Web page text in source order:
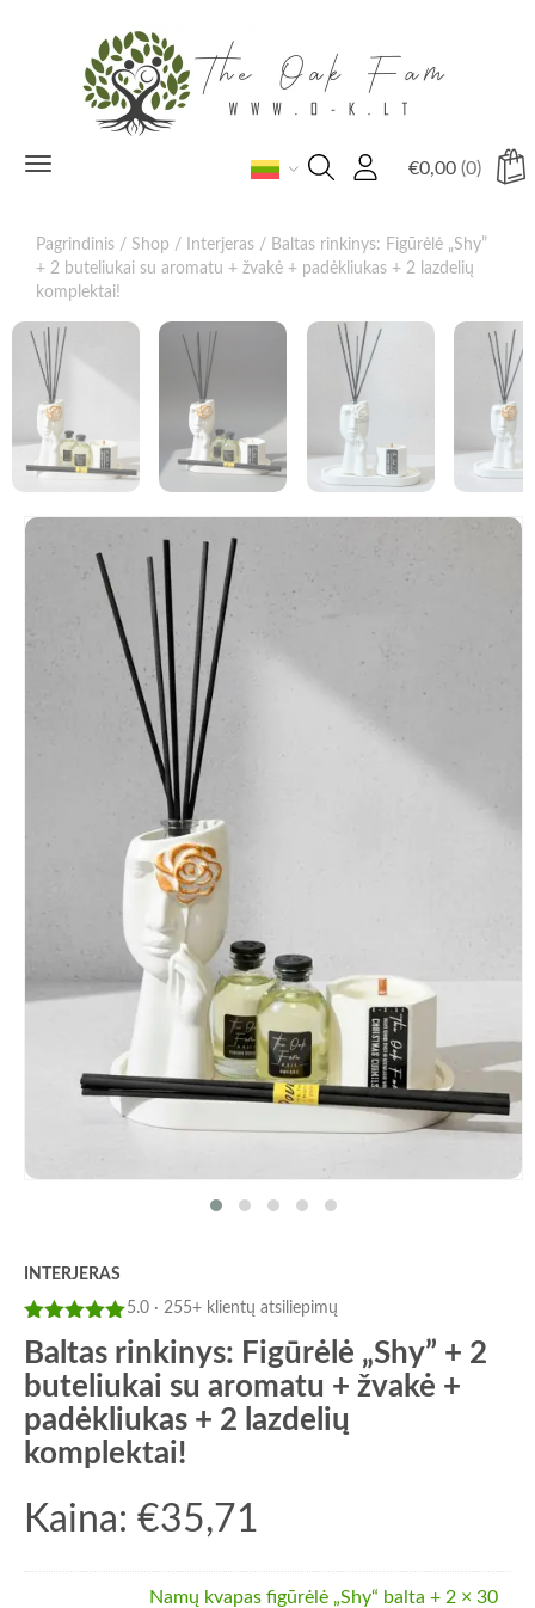
Toggle
€0,00 (0)
Pagrindinis / Shop / Interjeras / Baltas rinkinys: Figūrėlė „Shy”
+ 2 buteliukai su aromatu + žvakė + padėkliukas + 2 lazdelių
komplektai!
INTERJERAS
Įvertinimas:
5iš 5
5.0 · 255+ klientų atsiliepimų
Baltas rinkinys: Figūrėlė „Shy” + 2
buteliukai su aromatu + žvakė +
padėkliukas + 2 lazdelių
komplektai!
Kaina: €35,71
Namų kvapas figūrėlė „Shy“ balta + 2 × 30